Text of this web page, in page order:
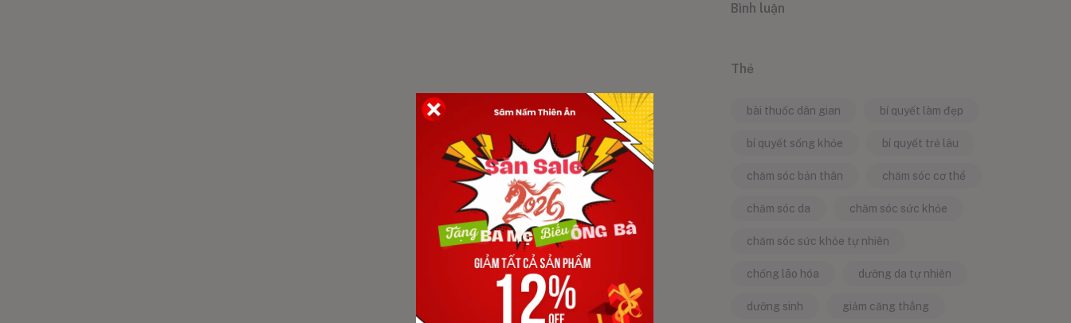
Bình luận
Thẻ
bài thuốc dân gian bí quyết làm đẹp
bí quyết sống khỏe bí quyết trẻ lâu
chăm sóc bản thân chăm sóc cơ thể
chăm sóc da chăm sóc sức khỏe
chăm sóc sức khỏe tự nhiên
chống lão hóa dưỡng da tự nhiên
dưỡng sinh giảm căng thẳng